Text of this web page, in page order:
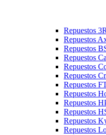
Repuestos
Repuestos
Repuestos
Repuestos
Repuestos
Repuestos
Repuestos
Repuestos
Repuestos
Repuestos
Repuestos
Repuestos